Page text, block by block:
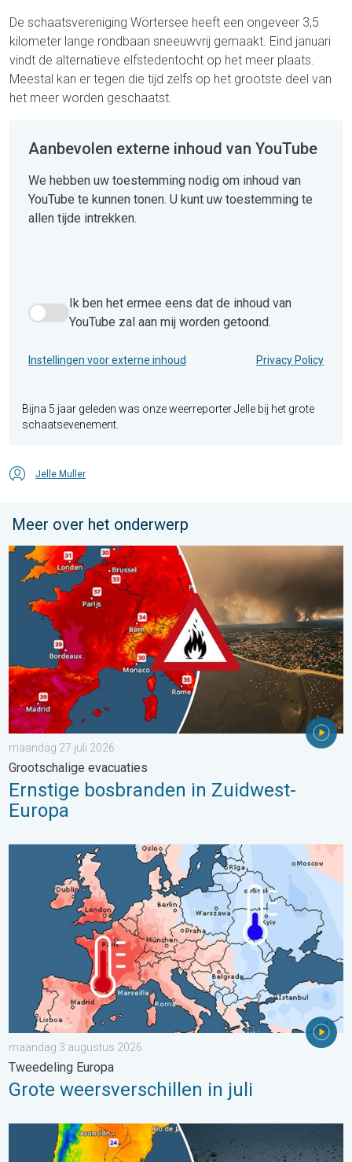
De schaatsvereniging Wörtersee heeft een ongeveer 3,5
kilometer lange rondbaan sneeuwvrij gemaakt. Eind januari
vindt de alternatieve elfstedentocht op het meer plaats.
Meestal kan er tegen die tijd zelfs op het grootste deel van
het meer worden geschaatst.
Aanbevolen externe inhoud van YouTube
We hebben uw toestemming nodig om inhoud van
YouTube te kunnen tonen. U kunt uw toestemming te
allen tijde intrekken.
Ik ben het ermee eens dat de inhoud van YouTube zal aan
Ik ben het ermee eens dat de inhoud van
YouTube zal aan mij worden getoond.
Instellingen voor externe inhoud Privacy Policy
Bijna 5 jaar geleden was onze weerreporter Jelle bij het grote
schaatsevenement.
Jelle Muller
Meer over het onderwerp
Ernstige bosbranden in Zuidwest-Europa. Grootschalige
maandag 27 juli 2026
Grootschalige evacuaties
Ernstige bosbranden in Zuidwest-
Europa
Grote weersverschillen in juli. Tweedeling Europa. . .
maandag 3 augustus 2026
Tweedeling Europa
Grote weersverschillen in juli
Wintergroet uit het zuidelijk halfrond. Veel sneeuw in de